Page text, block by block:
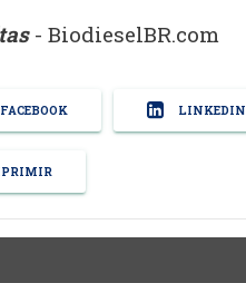
- BiodieselBR.com
FACEBOOK LINKEDIN